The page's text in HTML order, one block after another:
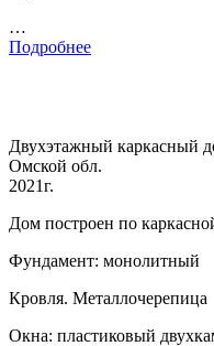
…
Подробнее
Двухэтажный каркасный
Омской обл.
2021г.
Дом построен по
Фундамент: монолитный
Кровля. Металлочерепица
Окна: пластиковый